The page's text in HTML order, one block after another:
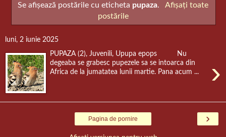
Se afișează postările cu eticheta pupaza.
Afișați toate
postările
luni, 2 iunie 2025
›
PUPAZA (2), Juvenili, Upupa epops Nu
degeaba se grabesc pupezele sa se intoarca din
Africa de la jumatatea lunii martie. Pana acum ...
›
Pagina de pornire